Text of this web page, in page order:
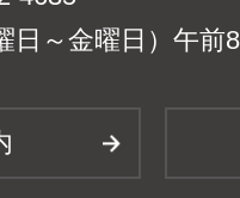
日～金曜日）午前